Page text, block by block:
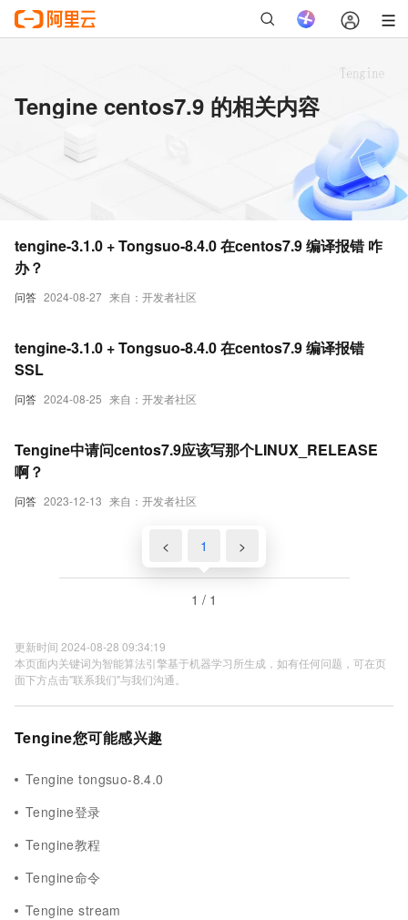
Tengine centos7.9 的相关内容
问答 2024-08-27 来自：开发者社区
tengine-3.1.0 + Tongsuo-8.4.0 在centos7.9 编译报错 咋
办？
问答 2024-08-25 来自：开发者社区
tengine-3.1.0 + Tongsuo-8.4.0 在centos7.9 编译报错
SSL
问答 2023-12-13 来自：开发者社区
Tengine中请问centos7.9应该写那个LINUX_RELEASE
啊？
< 1 >
1 / 1
更新时间 2024-08-28 09:34:19
本页面内关键词为智能算法引擎基于机器学习所生成，如有任何问题，可在页
面下方点击"联系我们"与我们沟通。
Tengine您可能感兴趣
Tengine tongsuo-8.4.0
Tengine登录
Tengine教程
Tengine命令
Tengine stream